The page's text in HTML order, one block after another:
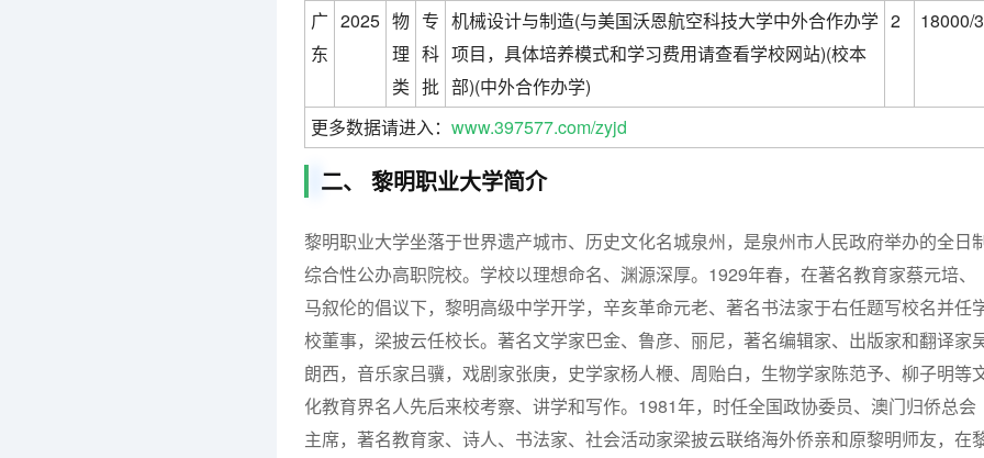
广
东
2025 物
理
类
专
科
批
机械设计与制造(与美国沃恩航空科技大学中外合作办学
项目，具体培养模式和学习费用请查看学校网站)(校本
部)(中外合作办学)
2 18000/3
更多数据请进入： www.397577.com/zyjd
二、 黎明职业大学简介
黎明职业大学坐落于世界遗产城市、历史文化名城泉州，是泉州市人民政府举办的全日
综合性公办高职院校。学校以理想命名、渊源深厚。1929年春，在著名教育家蔡元培、
马叙伦的倡议下，黎明高级中学开学，辛亥革命元老、著名书法家于右任题写校名并任
校董事，梁披云任校长。著名文学家巴金、鲁彦、丽尼，著名编辑家、出版家和翻译家
朗西，音乐家吕骥，戏剧家张庚，史学家杨人楩、周贻白，生物学家陈范予、柳子明等
化教育界名人先后来校考察、讲学和写作。1981年，时任全国政协委员、澳门归侨总会
主席，著名教育家、诗人、书法家、社会活动家梁披云联络海外侨亲和原黎明师友，在